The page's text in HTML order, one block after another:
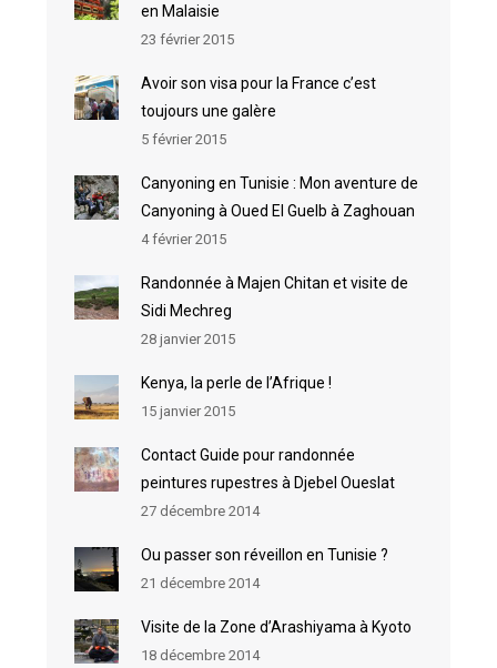
en Malaisie
23 février 2015
Avoir son visa pour la France c’est
toujours une galère
5 février 2015
Canyoning en Tunisie : Mon aventure de
Canyoning à Oued El Guelb à Zaghouan
4 février 2015
Randonnée à Majen Chitan et visite de
Sidi Mechreg
28 janvier 2015
Kenya, la perle de l’Afrique !
15 janvier 2015
Contact Guide pour randonnée
peintures rupestres à Djebel Oueslat
27 décembre 2014
Ou passer son réveillon en Tunisie ?
21 décembre 2014
Visite de la Zone d’Arashiyama à Kyoto
18 décembre 2014